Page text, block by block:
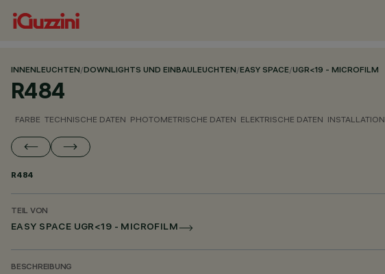
INNENLEUCHTEN/DOWNLIGHTS UND EINBAULEUCHTEN/EASY SPACE/UGR<19 - MICROFILM
R484
FARBE TECHNISCHE DATEN PHOTOMETRISCHE DATEN ELEKTRISCHE DATEN INSTALLATION
R484
TEIL VON
EASY SPACE UGR<19 - MICROFILM
BESCHREIBUNG